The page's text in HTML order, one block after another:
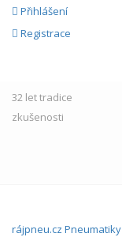
Přihlášení
Registrace
32 lettradice
zkušenosti
rájpneu.cz Pneumatiky